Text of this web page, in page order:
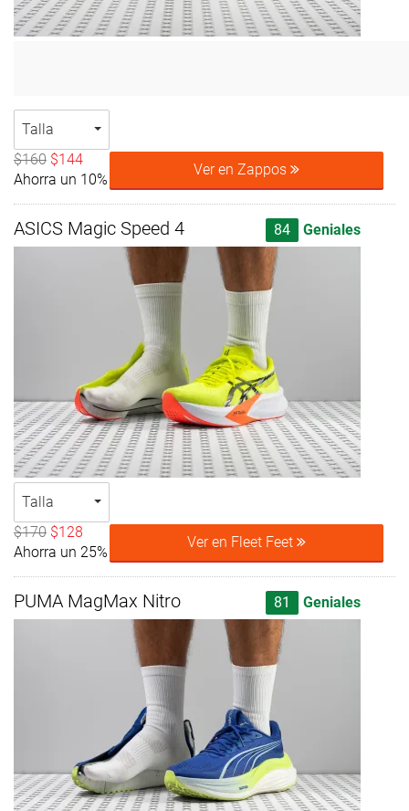
Talla
$160 $144
Ahorra un 10%
Ver en Zappos
ASICS Magic Speed 4 84 Geniales
Talla
$170 $128
Ahorra un 25%
Ver en Fleet Feet
PUMA MagMax Nitro 81 Geniales